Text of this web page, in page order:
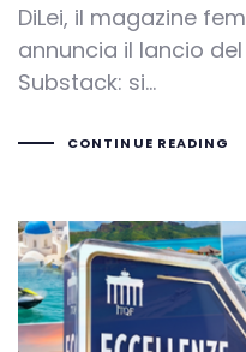
DiLei, il magazine
annuncia il lancio
Substack: si…
CONTINUE READING